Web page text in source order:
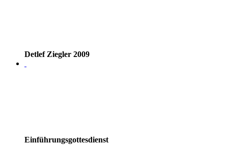
Detlef Ziegler 2009
Einführungsgottesdienst